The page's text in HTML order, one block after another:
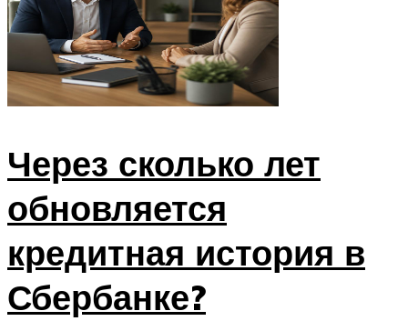
Через сколько лет
обновляется
кредитная история в
Сбербанке?